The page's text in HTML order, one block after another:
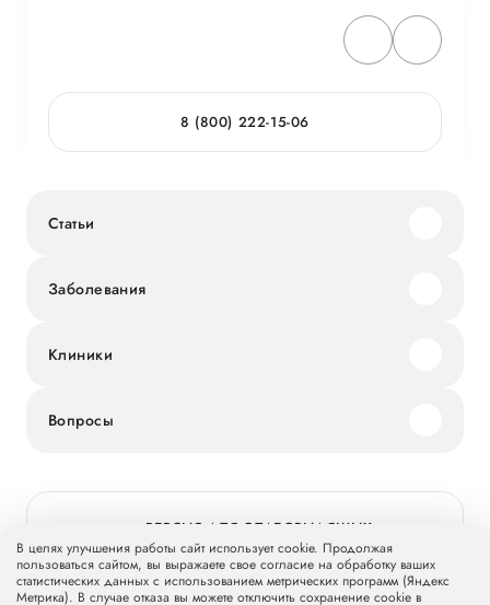
8 (800) 222-15-06
Статьи
Заболевания
Клиники
Вопросы
© 2026 Группа компаний «Мать и дитя» МКПАО «МД Медикал
ВЕРСИЯ ДЛЯ СЛАБОВИДЯЩИХ
В целях улучшения работы сайт использует cookie. Продолжая
пользоваться сайтом, вы выражаете свое согласие на обработку ваших
статистических данных с использованием метрических программ (Яндекс
Метрика). В случае отказа вы можете отключить сохранение cookie в